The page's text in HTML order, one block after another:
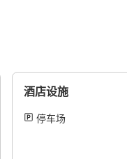
酒店设施
停车场